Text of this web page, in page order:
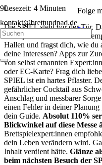
kontakt@brettundpad.de
Folge
Lesezeit: 4 Minuten
Die SPIEL steht vor der Tür.
Brettspielbranche.
Hallen und fragst dich, wie du
deine Interessen? Apps zur
von selbst ernannten
oder EC-Karte? Frag dich
SPIEL ist ein hartes Pflaster.
gefährlicher Cocktail aus
Anschlag und messbarer
einen Fehler in deiner
dein Guide. Absolut 110%
Blickwinkel auf diese Messe
Brettspielexpert:innen
dein Leben verändern wird.
Inhalt verdient hätte. Glänze
beim nächsten Besuch der